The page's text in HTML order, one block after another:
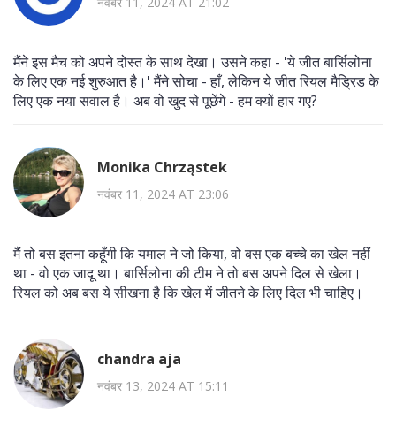
मैंने इस मैच को अपने दोस्त के साथ देखा। उसने कहा - 'ये जीत बार्सिलोना
के लिए एक नई शुरुआत है।' मैंने सोचा - हाँ, लेकिन ये जीत रियल मैड्रिड के
लिए एक नया सवाल है। अब वो खुद से पूछेंगे - हम क्यों हार गए?
Monika Chrząstek
नवंबर 11, 2024 AT 23:06
मैं तो बस इतना कहूँगी कि यमाल ने जो किया, वो बस एक बच्चे का खेल नहीं
था - वो एक जादू था। बार्सिलोना की टीम ने तो बस अपने दिल से खेला।
रियल को अब बस ये सीखना है कि खेल में जीतने के लिए दिल भी चाहिए।
chandra aja
नवंबर 13, 2024 AT 15:11